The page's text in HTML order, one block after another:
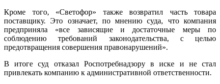
Кроме того, «Светофор» также возвратил часть товара
поставщику. Это означает, по мнению суда, что компания
предприняла «все зависящие и достаточные меры по
соблюдению требований законодательства, с целью
предотвращения совершения правонарушений».
В итоге суд отказал Роспотребнадзору в иске и не стал
привлекать компанию к административной ответственности.